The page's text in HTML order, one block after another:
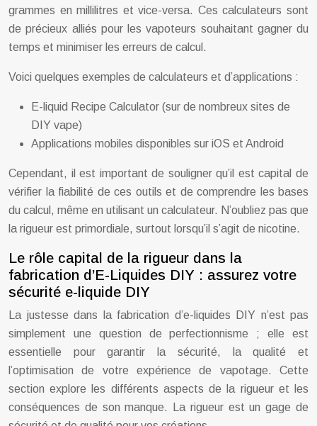
grammes en millilitres et vice-versa. Ces calculateurs sont
de précieux alliés pour les vapoteurs souhaitant gagner du
temps et minimiser les erreurs de calcul.
Voici quelques exemples de calculateurs et d’applications :
E-liquid Recipe Calculator (sur de nombreux sites de
DIY vape)
Applications mobiles disponibles sur iOS et Android
Cependant, il est important de souligner qu’il est capital de
vérifier la fiabilité de ces outils et de comprendre les bases
du calcul, même en utilisant un calculateur. N’oubliez pas que
la rigueur est primordiale, surtout lorsqu’il s’agit de nicotine.
Le rôle capital de la rigueur dans la
fabrication d’E-Liquides DIY : assurez votre
sécurité e-liquide DIY
La justesse dans la fabrication d’e-liquides DIY n’est pas
simplement une question de perfectionnisme ; elle est
essentielle pour garantir la sécurité, la qualité et
l’optimisation de votre expérience de vapotage. Cette
section explore les différents aspects de la rigueur et les
conséquences de son manque. La rigueur est un gage de